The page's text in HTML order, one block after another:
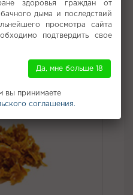
мог насладиться
дымом.
NАШ (НАШ)
здоровья граждан от
дыма и последствий
просмотра сайта
подтвердить свое
Да, мне больше 18
вы принимаете
соглашения.